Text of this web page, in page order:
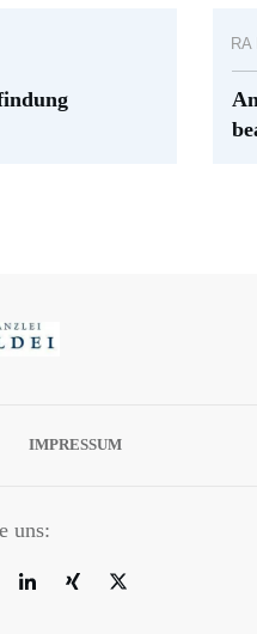
RA
IMPRESSUM
uns: